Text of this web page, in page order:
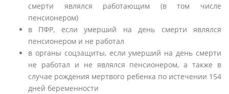
смерти являлся работающим (в том числе
пенсионером)
в ПФР, если умерший на день смерти являлся
пенсионером и не работал
в органы соцзащиты, если умерший на день смерти
не работал и не являлся пенсионером, а также в
случае рождения мертвого ребенка по истечении 154
дней беременности